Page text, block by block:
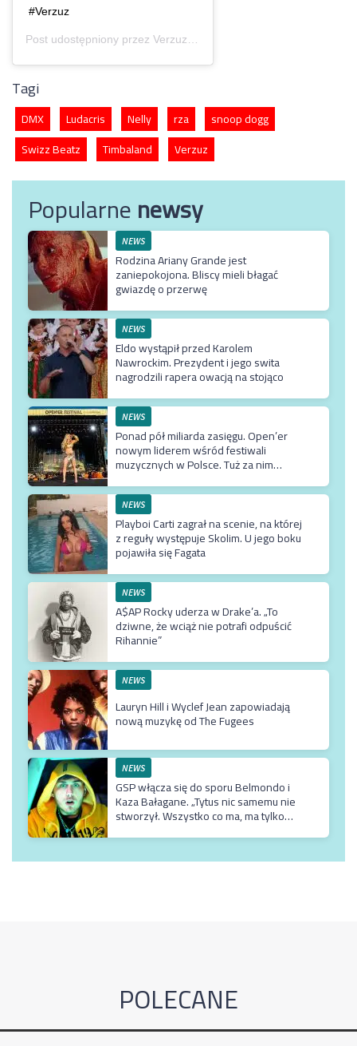
#Verzuz
Post udostępniony przez Verzuz
Tagi
DMX Ludacris Nelly rza
snoop dogg
Swizz Beatz
Timbaland Verzuz
Popularnenewsy
NEWS
Rodzina Ariany Grande jest
zaniepokojona. Bliscy mieli błagać
gwiazdę o przerwę
NEWS
Eldo wystąpił przed Karolem
Nawrockim. Prezydent i jego swita
nagrodzili rapera owacją na stojąco
NEWS
Ponad pół miliarda zasięgu. Open’er
nowym liderem wśród festiwali
muzycznych w Polsce. Tuż za nim
NEWS
Playboi Carti zagrał na scenie, na której
z reguły występuje Skolim. U jego boku
pojawiła się Fagata
NEWS
A$AP Rocky uderza w Drake’a. „To
dziwne, że wciąż nie potrafi odpuścić
Rihannie”
NEWS
Lauryn Hill i Wyclef Jean zapowiadają
nową muzykę od The Fugees
NEWS
GSP włącza się do sporu Belmondo i
Kaza Bałagane. „Tytus nic samemu nie
stworzył. Wszystko co ma, ma tylko
TVN-ie”
POLECANE